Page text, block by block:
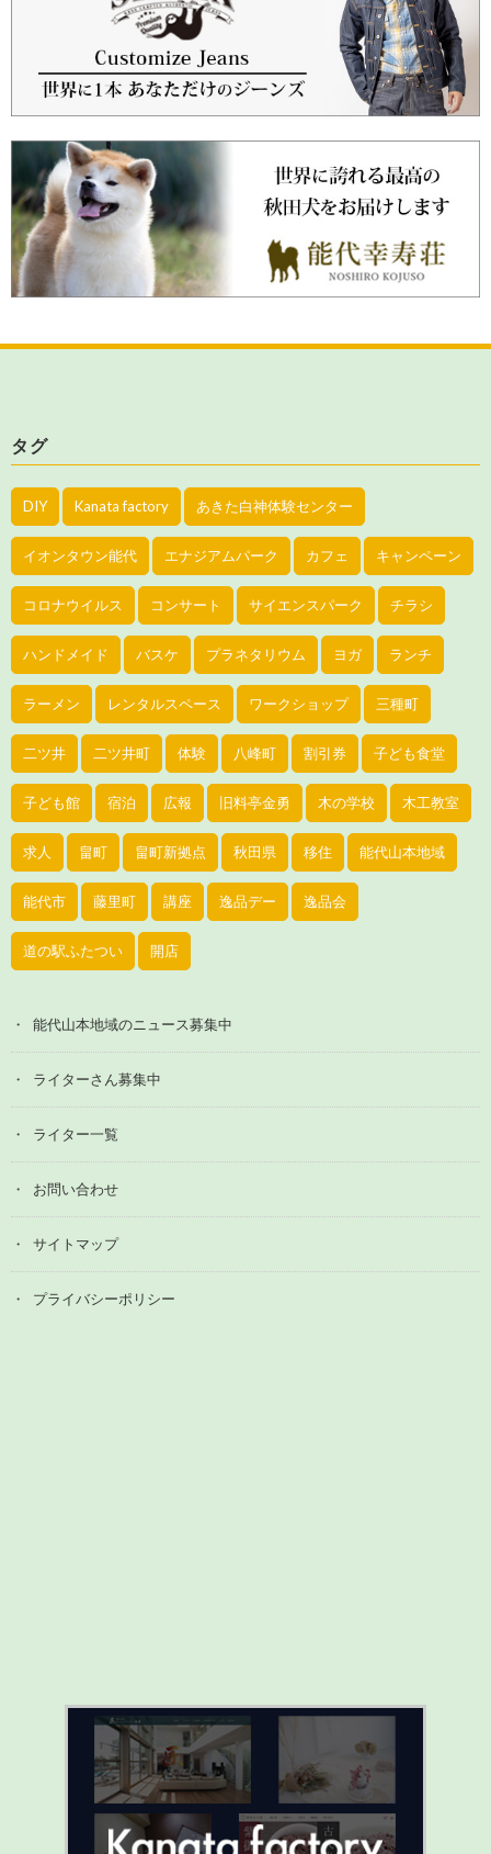
タグ
DIY Kanata factory あきた白神体験センター
イオンタウン能代 エナジアムパーク カフェ キャンペーン
コロナウイルス コンサート サイエンスパーク チラシ
ハンドメイド バスケ プラネタリウム ヨガ ランチ
ラーメン レンタルスペース ワークショップ 三種町
二ツ井 二ツ井町 体験 八峰町 割引券 子ども食堂
子ども館 宿泊 広報 旧料亭金勇 木の学校 木工教室
求人 畠町 畠町新拠点 秋田県 移住 能代山本地域
能代市 藤里町 講座 逸品デー 逸品会
道の駅ふたつい 開店
能代山本地域のニュース募集中
ライターさん募集中
ライター一覧
お問い合わせ
サイトマップ
プライバシーポリシー